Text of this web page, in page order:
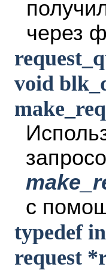
через
void
с
typedef
request